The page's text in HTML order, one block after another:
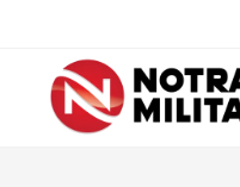
content